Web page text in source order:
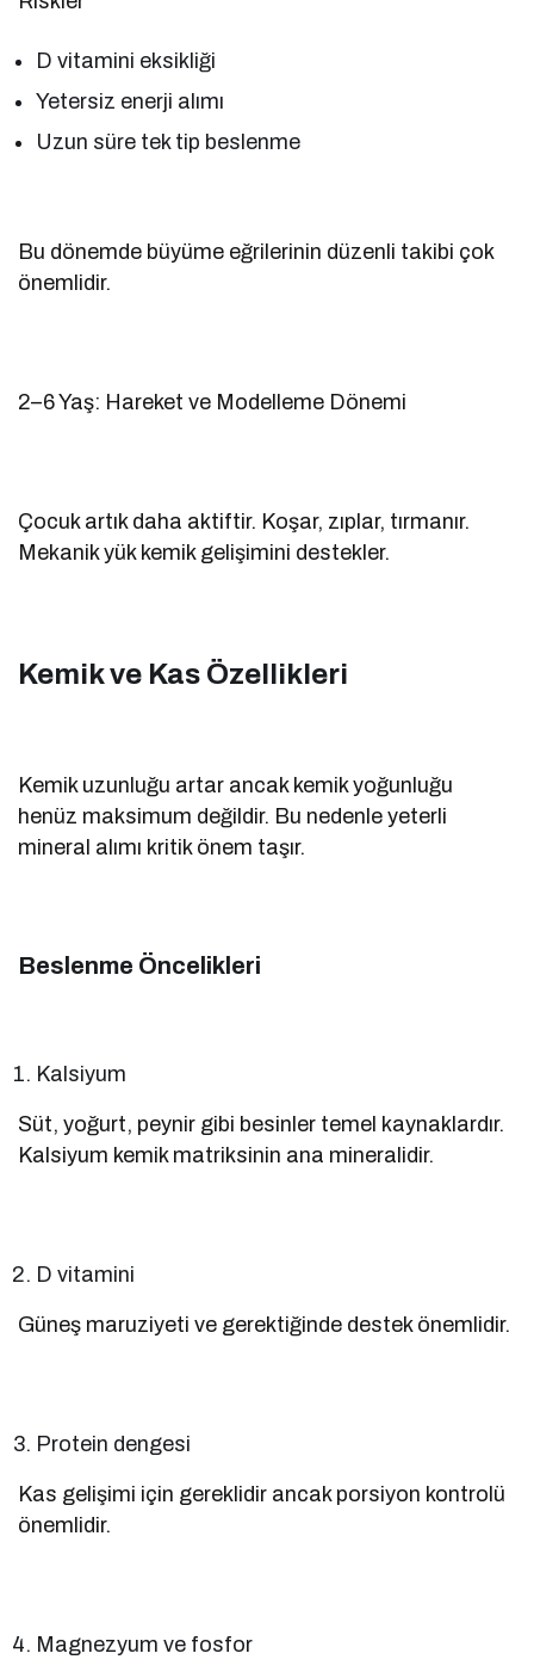
D vitamini eksikliği
Yetersiz enerji alımı
Uzun süre tek tip beslenme
Bu dönemde büyüme eğrilerinin düzenli takibi çok
önemlidir.
2–6 Yaş: Hareket ve Modelleme Dönemi
Çocuk artık daha aktiftir. Koşar, zıplar, tırmanır.
Mekanik yük kemik gelişimini destekler.
Kemik ve Kas Özellikleri
Kemik uzunluğu artar ancak kemik yoğunluğu
henüz maksimum değildir. Bu nedenle yeterli
mineral alımı kritik önem taşır.
Beslenme Öncelikleri
Kalsiyum
Süt, yoğurt, peynir gibi besinler temel kaynaklardır.
Kalsiyum kemik matriksinin ana mineralidir.
D vitamini
Güneş maruziyeti ve gerektiğinde destek önemlidir.
Protein dengesi
Kas gelişimi için gereklidir ancak porsiyon kontrolü
önemlidir.
Magnezyum ve fosfor